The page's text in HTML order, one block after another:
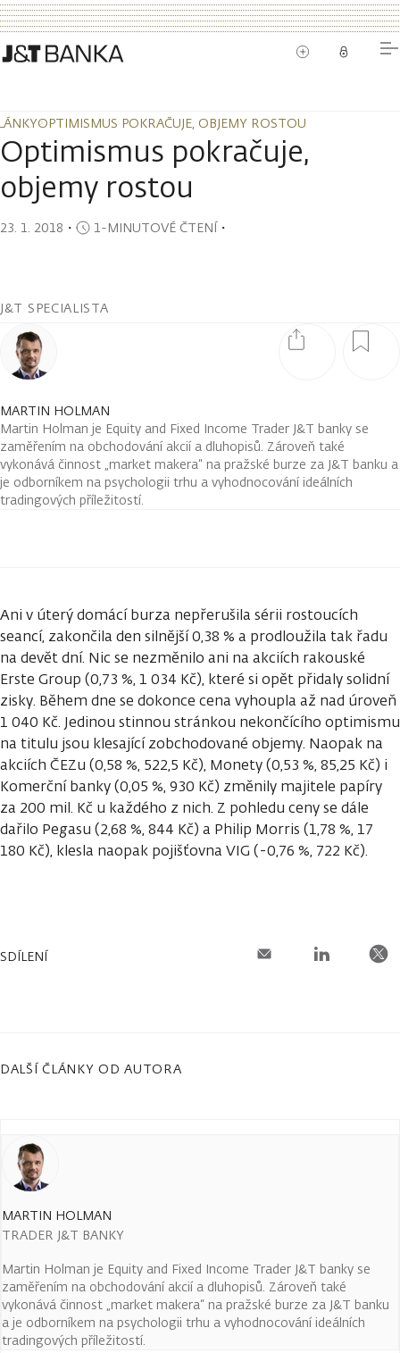
OPTIMISMUS POKRAČUJE, OBJEMY ROSTOU
OPTIMISMUS POKRAČUJE, OBJEMY ROSTOU
Optimismus pokračuje,
objemy rostou
23. 1. 2018 ・ 1-MINUTOVÉ ČTENÍ・
J&T SPECIALISTA
MARTIN HOLMAN
Martin Holman je Equity and Fixed Income Trader J&T banky se
zaměřením na obchodování akcií a dluhopisů. Zároveň také
vykonává činnost „market makera“ na pražské burze za J&T banku a
je odborníkem na psychologii trhu a vyhodnocování ideálních
tradingových příležitostí.
Ani v úterý domácí burza nepřerušila sérii rostoucích
seancí, zakončila den silnější 0,38 % a prodloužila tak řadu
na devět dní. Nic se nezměnilo ani na akciích rakouské
Erste Group (0,73 %, 1 034 Kč), které si opět přidaly solidní
zisky. Během dne se dokonce cena vyhoupla až nad úroveň
1 040 Kč. Jedinou stinnou stránkou nekončícího optimismu
na titulu jsou klesající zobchodované objemy. Naopak na
akciích ČEZu (0,58 %, 522,5 Kč), Monety (0,53 %, 85,25 Kč) i
Komerční banky (0,05 %, 930 Kč) změnily majitele papíry
za 200 mil. Kč u každého z nich. Z pohledu ceny se dále
dařilo Pegasu (2,68 %, 844 Kč) a Philip Morris (1,78 %, 17
180 Kč), klesla naopak pojišťovna VIG (-0,76 %, 722 Kč).
SDÍLENÍ
DALŠÍ ČLÁNKY OD AUTORA
MARTIN HOLMAN
TRADER J&T BANKY
Martin Holman je Equity and Fixed Income Trader J&T banky se
zaměřením na obchodování akcií a dluhopisů. Zároveň také
vykonává činnost „market makera“ na pražské burze za J&T banku
a je odborníkem na psychologii trhu a vyhodnocování ideálních
tradingových příležitostí.